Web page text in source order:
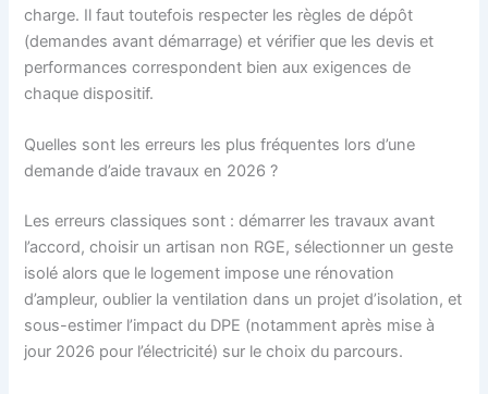
charge. Il faut toutefois respecter les règles de dépôt
(demandes avant démarrage) et vérifier que les devis et
performances correspondent bien aux exigences de
chaque dispositif.
Quelles sont les erreurs les plus fréquentes lors d’une
demande d’aide travaux en 2026 ?
Les erreurs classiques sont : démarrer les travaux avant
l’accord, choisir un artisan non RGE, sélectionner un geste
isolé alors que le logement impose une rénovation
d’ampleur, oublier la ventilation dans un projet d’isolation, et
sous-estimer l’impact du DPE (notamment après mise à
jour 2026 pour l’électricité) sur le choix du parcours.